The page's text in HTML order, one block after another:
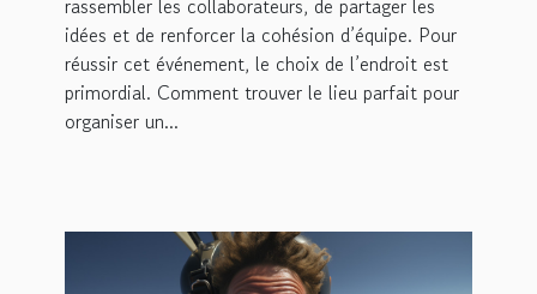
idées et de renforcer la cohésion d’équipe. Pour
réussir cet événement, le choix de l’endroit est
primordial. Comment trouver le lieu parfait pour
organiser un...